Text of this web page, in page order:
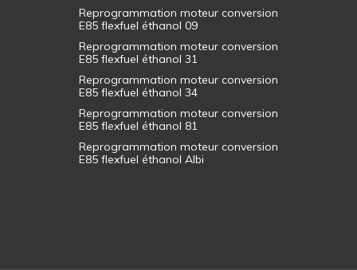
Reprogrammation moteur conversion
E85 flexfuel éthanol 09
Reprogrammation moteur conversion
E85 flexfuel éthanol 31
Reprogrammation moteur conversion
E85 flexfuel éthanol 34
Reprogrammation moteur conversion
E85 flexfuel éthanol 81
Reprogrammation moteur conversion
E85 flexfuel éthanol Albi